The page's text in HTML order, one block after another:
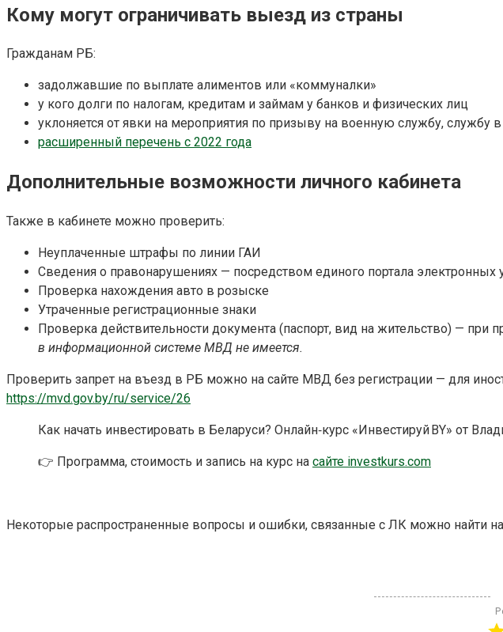
Кому могут ограничивать выезд из страны
Гражданам РБ:
задолжавшие по выплате алиментов или «коммуналки»
у кого долги по налогам, кредитам и займам у банков и физических лиц
уклоняется от явки на мероприятия по призыву на военную службу, службу
расширенный перечень с 2022 года
Дополнительные возможности личного кабинета
Также в кабинете можно проверить:
Неуплаченные штрафы по линии ГАИ
Сведения о правонарушениях — посредством единого портала
Проверка нахождения авто в розыске
Утраченные регистрационные знаки
Проверка действительности документа (паспорт, вид на жительство) —
в информационной системе МВД не имеется.
Проверить запрет на въезд в РБ можно на сайте МВД без регистрации — для
https://mvd.gov.by/ru/service/26
Как начать инвестировать в Беларуси? Онлайн‑курс «Инвестируй BY» от
👉 Программа, стоимость и запись на курс на сайте investkurs.com
Некоторые распространенные вопросы и ошибки, связанные с ЛК можно найти